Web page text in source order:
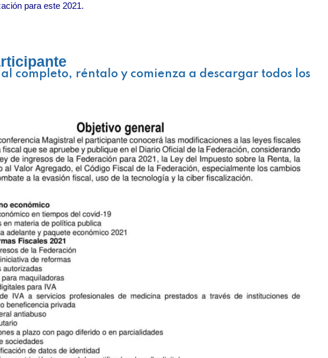
para este 2021.
completo, réntalo y comienza a descargar todos los